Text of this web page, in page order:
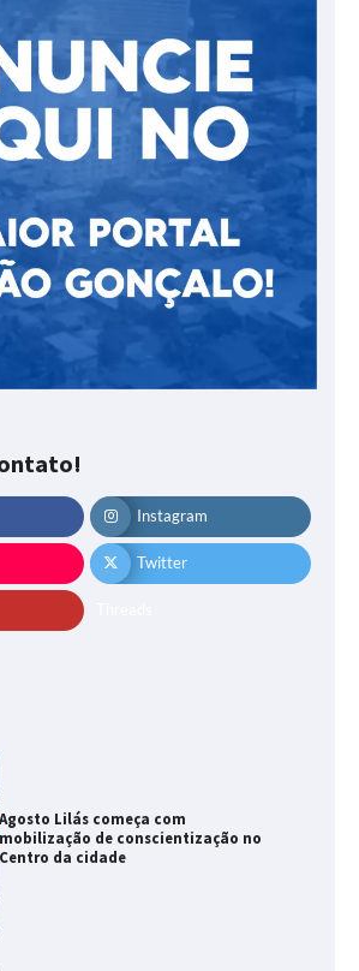
Instagram
Twitter
Agosto Lilás começa com
mobilização de conscientização no
Centro da cidade